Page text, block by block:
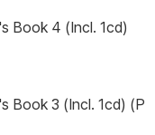
Book 4 (Incl. 1cd)
Book 3 (Incl. 1cd) (P